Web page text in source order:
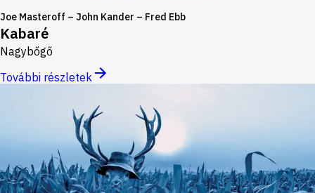
Joe Masteroff – John Kander – Fred Ebb
Kabaré
Nagybőgő
További részletek